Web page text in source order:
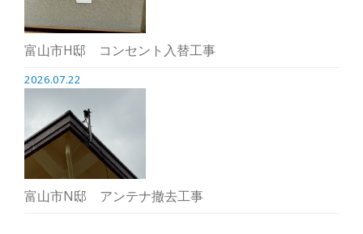
富山市H邸 コンセント入替工事
2026.07.22
富山市N邸 アンテナ撤去工事